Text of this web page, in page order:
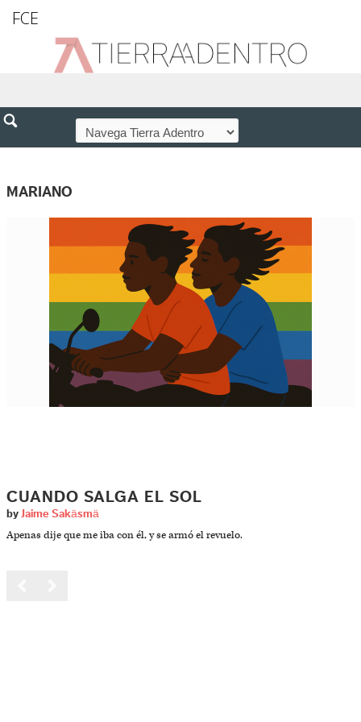
FCE
MARIANO
CUANDO SALGA EL SOL
by Jaime Sakäsmä
Apenas dije que me iba con él, y se armó el revuelo.